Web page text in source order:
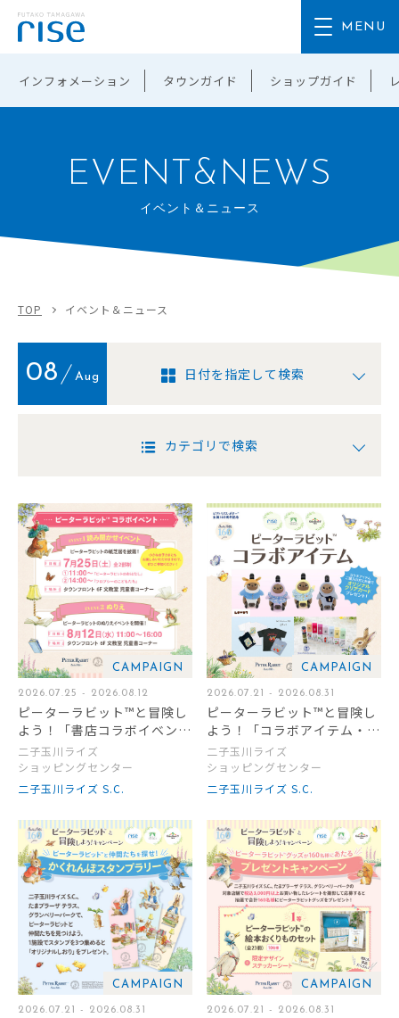
インフォメーション タウンガイド ショップガイド
EVENT&NEWS
イベント＆ニュース
TOP イベント＆ニュース
08 Aug 日付を指定して検索
カテゴリで検索
CAMPAIGN
2026.07.25 - 2026.08.12
ピーターラビット™と冒険し
よう！「書店コラボイベン
ト」開催
二子玉川ライズ
ショッピングセンター
二子玉川ライズ S.C.
CAMPAIGN
2026.07.21 - 2026.08.31
ピーターラビット™と冒険し
よう！「コラボアイテム・コ
ラボメニュー」販売
二子玉川ライズ
ショッピングセンター
二子玉川ライズ S.C.
CAMPAIGN
2026.07.21 - 2026.08.31
CAMPAIGN
2026.07.21 - 2026.08.31